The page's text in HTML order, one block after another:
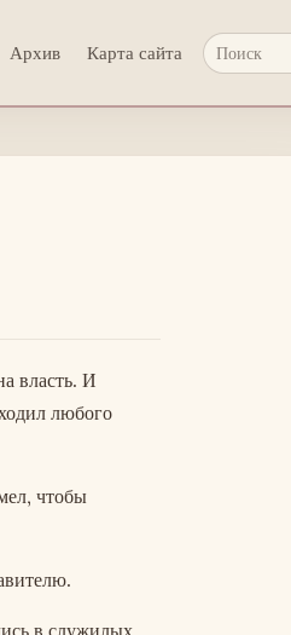
Архив Карта сайта
Поиск
власть. И
любого
чтобы